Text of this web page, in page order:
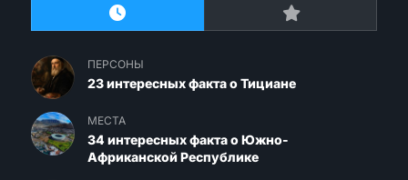
ПЕРСОНЫ
23 интересных факта о Тициане
МЕСТА
34 интересных факта о Южно-
Африканской Республике